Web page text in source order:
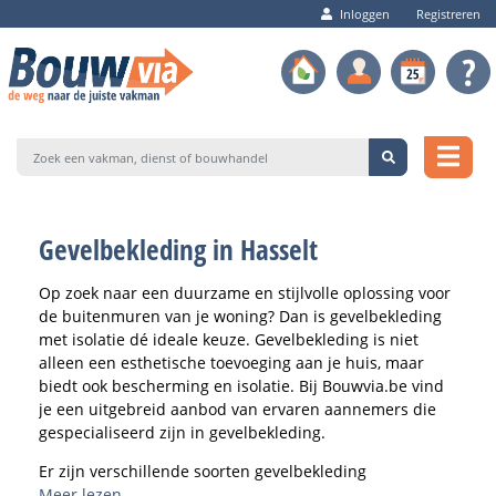
Inloggen Registreren
Gevelbekleding in Hasselt
Op zoek naar een duurzame en stijlvolle oplossing voor
de buitenmuren van je woning? Dan is gevelbekleding
met isolatie dé ideale keuze. Gevelbekleding is niet
alleen een esthetische toevoeging aan je huis, maar
biedt ook bescherming en isolatie. Bij Bouwvia.be vind
je een uitgebreid aanbod van ervaren aannemers die
gespecialiseerd zijn in gevelbekleding.
Er zijn verschillende soorten gevelbekleding